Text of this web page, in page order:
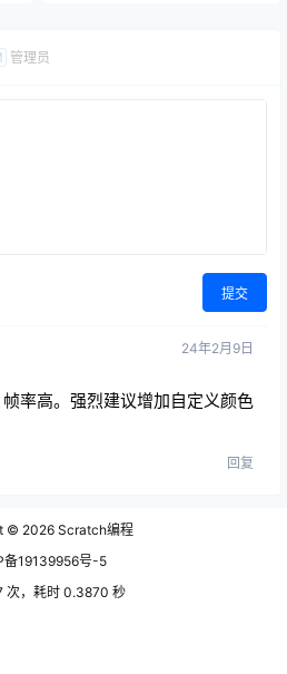
管理员
提交
24年2月9日
率高。强烈建议增加自定义颜色
回复
© 2026 Scratch编程
备19139956号-5
次，耗时 0.3870 秒